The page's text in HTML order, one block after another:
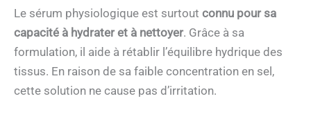
Le sérum physiologique est surtout connu pour sa
capacité à hydrater et à nettoyer. Grâce à sa
formulation, il aide à rétablir l’équilibre hydrique des
tissus. En raison de sa faible concentration en sel,
cette solution ne cause pas d’irritation.